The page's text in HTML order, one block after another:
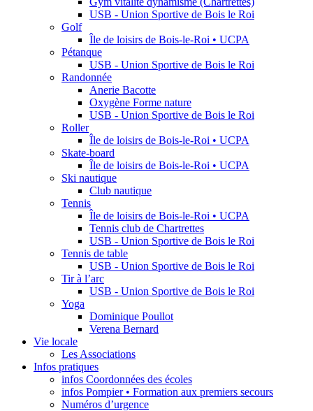
USB - Union Sportive de Bois le Roi
Golf
Île de loisirs de Bois-le-Roi • UCPA
Pétanque
USB - Union Sportive de Bois le Roi
Randonnée
Anerie Bacotte
Oxygène Forme nature
USB - Union Sportive de Bois le Roi
Roller
Île de loisirs de Bois-le-Roi • UCPA
Skate-board
Île de loisirs de Bois-le-Roi • UCPA
Ski nautique
Club nautique
Tennis
Île de loisirs de Bois-le-Roi • UCPA
Tennis club de Chartrettes
USB - Union Sportive de Bois le Roi
Tennis de table
USB - Union Sportive de Bois le Roi
Tir à l’arc
USB - Union Sportive de Bois le Roi
Yoga
Dominique Poullot
Verena Bernard
Vie locale
Les Associations
Infos pratiques
infos Coordonnées des écoles
infos Pompier • Formation aux premiers secours
Numéros d’urgence